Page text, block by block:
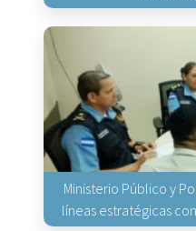
Ministerio Público y
líneas estratégicas